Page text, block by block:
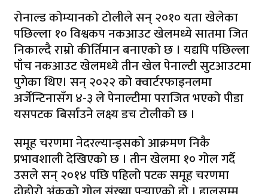
रोनाल्ड कोम्यानको टोलीले सन् २०१० यता खेलेका
पछिल्ला १० विश्वकप नकआउट खेलमध्ये सातमा जित
निकाल्दै राम्रो कीर्तिमान बनाएको छ । यद्यपि पछिल्ला
पाँच नकआउट खेलमध्ये तीन खेल पेनाल्टी सुटआउटमा
पुगेका थिए। सन् २०२२ को क्वार्टरफाइनलमा
अर्जेन्टिनासँग ४-३ ले पेनाल्टीमा पराजित भएको पीडा
यसपटक बिर्साउने लक्ष्य डच टोलीको छ ।
समूह चरणमा नेदरल्यान्ड्सको आक्रमण निकै
प्रभावशाली देखिएको छ । तीन खेलमा १० गोल गर्दै
उसले सन् २०१४ पछि पहिलो पटक समूह चरणमा